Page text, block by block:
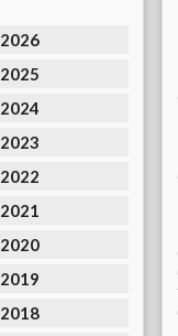
2026
2025
2024
2023
2022
2021
2020
2019
2018